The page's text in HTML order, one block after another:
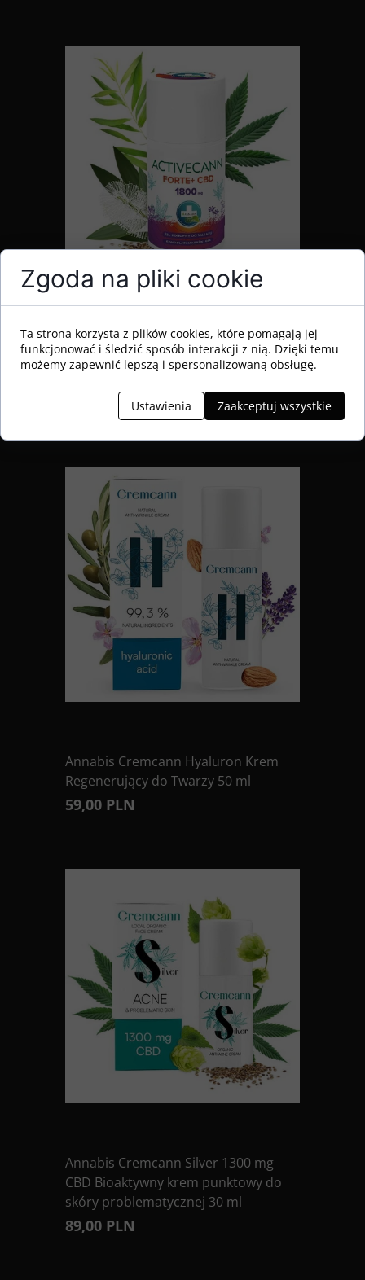
Annabis Activecann Forte+ 1800mg
CBD Żel odprężający do masażu 90
69,00 PLN
Annabis Cremcann Hyaluron Krem
Regenerujący do Twarzy 50 ml
59,00 PLN
Annabis Cremcann Silver 1300 mg
CBD Bioaktywny krem punktowy do
skóry problematycznej 30 ml
89,00 PLN
Zgoda na pliki cookie
Ta strona korzysta z plików cookies, które pomagają jej
funkcjonować i śledzić sposób interakcji z nią. Dzięki temu
możemy zapewnić lepszą i spersonalizowaną obsługę.
Ustawienia Zaakceptuj wszystkie